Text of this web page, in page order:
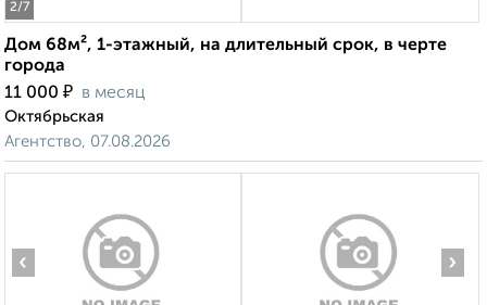
2/7
Дом 68м², 1-этажный, на длительный срок, в черте
города
11 000 ₽ в месяц
Октябрьская
Агентство, 07.08.2026
‹ ›